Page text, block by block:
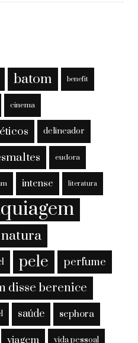
batom benefit
cinema
delineador
eudora
intense literatura
natura
pele perfume
disse berenice
saúde sephora
viagem vida pessoal